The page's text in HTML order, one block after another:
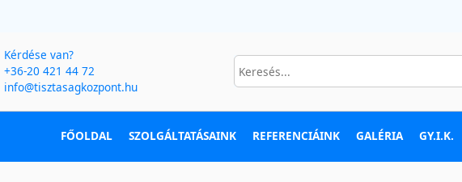
Kérdése van?
+36-20 421 44 72
info@tisztasagkozpont.hu
FŐOLDAL SZOLGÁLTATÁSAINK REFERENCIÁINK GALÉRIA GY.I.K.